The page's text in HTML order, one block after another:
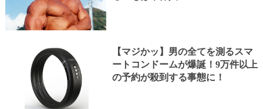
【マジかッ】男の全てを測るスマ
ートコンドームが爆誕！9万件以上
の予約が殺到する事態に！